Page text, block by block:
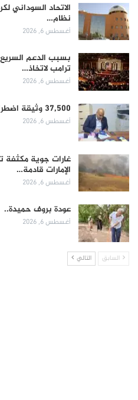
الاتحاد السوداني
نظام…
أغسطس 6, 2026
بسبب الدعم
ترامب لاتخاذ…
أغسطس 6, 2026
37,500 وثيقة اضطرارية لإعادة سودانيين من مصر
أغسطس 6, 2026
غارات جوية مكثفة
الإمارات قادمة…
أغسطس 6, 2026
عودة بروف حميدة..
أغسطس 6, 2026
السابق التالي